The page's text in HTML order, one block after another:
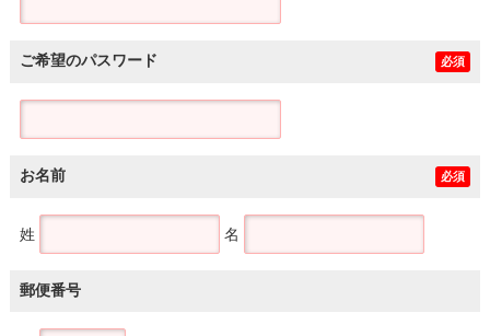
ご希望のパスワード 必須
お名前 必須
姓 名
郵便番号